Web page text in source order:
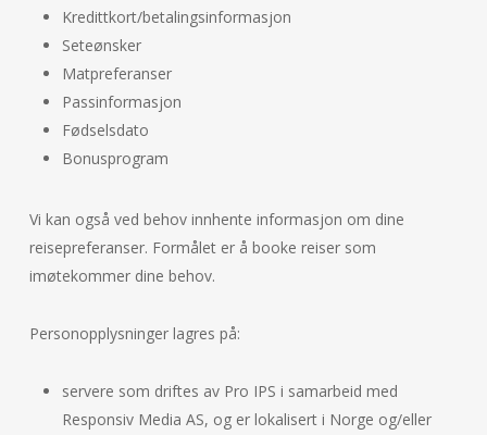
Kredittkort/betalingsinformasjon
Seteønsker
Matpreferanser
Passinformasjon
Fødselsdato
Bonusprogram
Vi kan også ved behov innhente informasjon om dine
reisepreferanser. Formålet er å booke reiser som
imøtekommer dine behov.
Personopplysninger lagres på:
servere som driftes av Pro IPS i samarbeid med
Responsiv Media AS, og er lokalisert i Norge og/eller